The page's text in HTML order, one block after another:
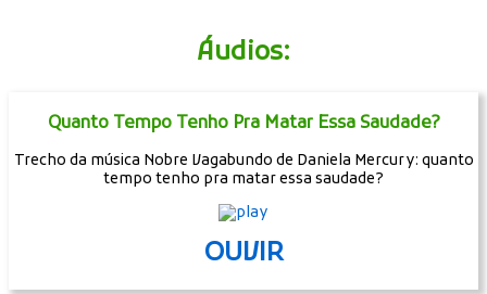
Áudios:
Quanto Tempo Tenho Pra Matar Essa Saudade?
Trecho da música Nobre Vagabundo de Daniela Mercury: quanto
tempo tenho pra matar essa saudade?
OUVIR